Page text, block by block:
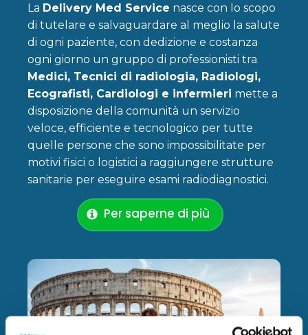
La Delivery Med Service nasce con lo scopo
di tutelare e salvaguardare al meglio la salute
di ogni paziente, con dedizione e costanza
ogni giorno un gruppo di professionisti tra
Medici, Tecnici di radiologia, Radiologi,
Ecografisti, Cardiologi e infermieri mette a
disposizione della comunità un servizio
veloce, efficiente e tecnologico per tutte
quelle persone che sono impossibilitate per
motivi fisici o logistici a raggiungere strutture
sanitarie per eseguire esami radiodiagnostici.
Per saperne di più